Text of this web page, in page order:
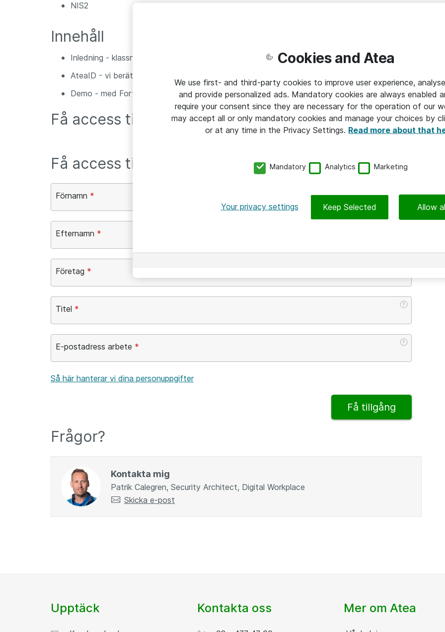
NIS2
Innehåll
Inledning - klassning och NIS2
AteaID - vi berättar om tjänsten
Demo - med FortifiedID
Få access till detta webinar här
Få access till detta webinar här
Förnamn *
Efternamn *
Företag *
Titel * ?
E-postadress arbete * ?
Så här hanterar vi dina personuppgifter
Frågor?
Kontakta mig
Patrik Calegren, Security Architect, Digital Workplace
Skicka e-post
Upptäck Kontakta oss Mer om Atea
Cookies and Atea
We use first- and third-party cookies to improve user experience,
and provide personalized ads. Mandatory cookies are always enabled
require your consent since they are necessary for the operation of our
may accept all or only mandatory cookies and manage your choices by
or at any time in the Privacy Settings. Read more about that
Mandatory Analytics Marketing
Your privacy settings Keep Selected Allow